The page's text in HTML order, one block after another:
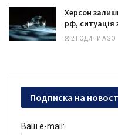
Херсон
рф,
2 ГОДИНИ AGO
Подписка на
Ваш e-mail: